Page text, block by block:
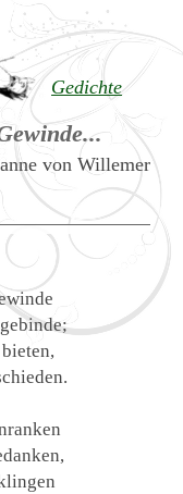
Gedichte
von Willemer